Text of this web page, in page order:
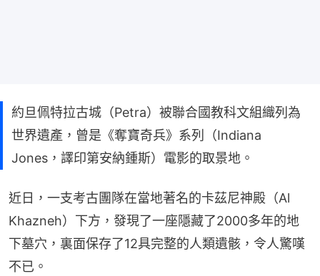
約旦佩特拉古城（Petra）被聯合國教科文組織列為
世界遺產，曾是《奪寶奇兵》系列（Indiana
Jones，譯印第安納鍾斯）電影的取景地。
近日，一支考古團隊在當地著名的卡茲尼神殿（Al
Khazneh）下方，發現了一座隱藏了2000多年的地
下墓穴，裏面保存了12具完整的人類遺骸，令人驚嘆
不已。